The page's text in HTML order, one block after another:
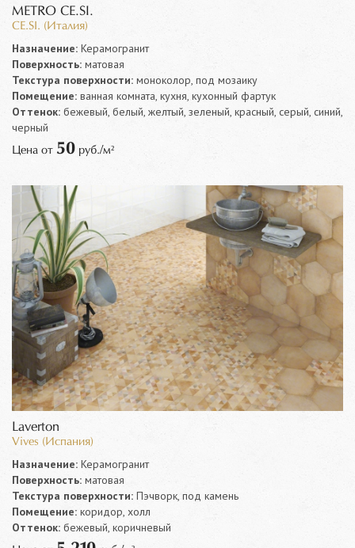
METRO CE.SI.
CE.SI. (Италия)
Назначение: Керамогранит
Поверхность: матовая
Текстура поверхности: моноколор, под мозаику
Помещение: ванная комната, кухня, кухонный фартук
Оттенок: бежевый, белый, желтый, зеленый, красный, серый, синий,
черный
Цена от 50 руб./м²
Laverton
Vives (Испания)
Назначение: Керамогранит
Поверхность: матовая
Текстура поверхности: Пэчворк, под камень
Помещение: коридор, холл
Оттенок: бежевый, коричневый